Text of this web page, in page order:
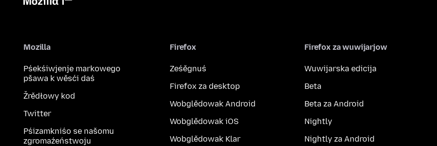
Mozilla
Pśekśiwjenje markowego
pšawa k wěsći daś
Žrědłowy kod
Twitter
Pśizamkniśo se našomu
zgromaźeństwoju
Firefox
Ześěgnuś
Firefox za desktop
Wobglědowak Android
Wobglědowak iOS
Wobglědowak Klar
Firefox za wuwijarjow
Wuwijarska edicija
Beta
Beta za Android
Nightly
Nightly za Android